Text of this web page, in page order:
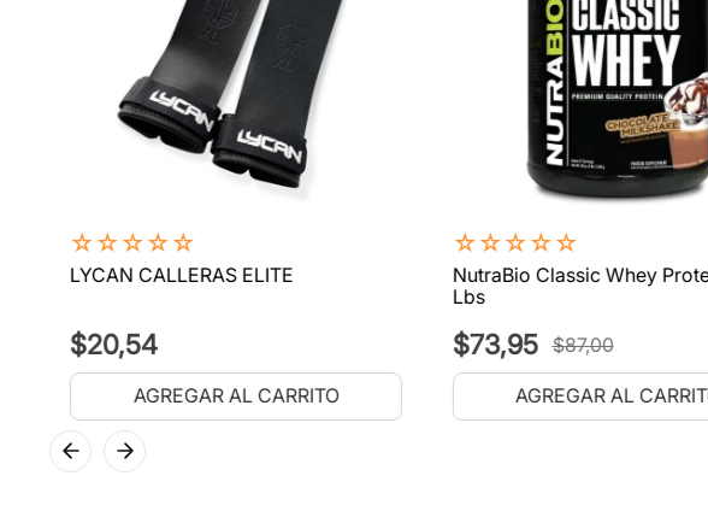
☆☆☆☆☆
LYCAN CALLERAS ELITE
$20,54
AGREGAR AL CARRITO
☆☆☆☆☆
NutraBio Classic Whey
Lbs
$73,95 $87,00
AGREGAR AL